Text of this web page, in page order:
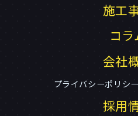
施工
コラ
会社
プライバシーポリシー
採用